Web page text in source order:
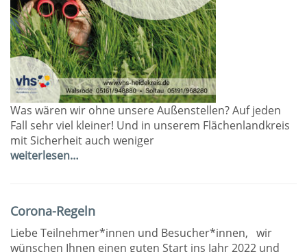
Was wären wir ohne unsere Außenstellen? Auf jeden
Fall sehr viel kleiner! Und in unserem Flächenlandkreis
mit Sicherheit auch weniger
weiterlesen…
Corona-Regeln
Liebe Teilnehmer*innen und Besucher*innen, wir
wünschen Ihnen einen guten Start ins Jahr 2022 und